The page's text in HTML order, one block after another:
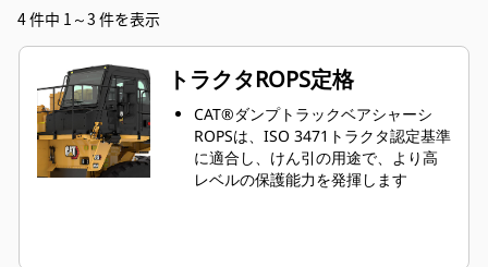
4 件中 1～3 件を表示
トラクタROPS定格
CAT®ダンプトラックベアシャーシ
ROPSは、ISO 3471トラクタ認定基準
に適合し、けん引の用途で、より高
レベルの保護能力を発揮します